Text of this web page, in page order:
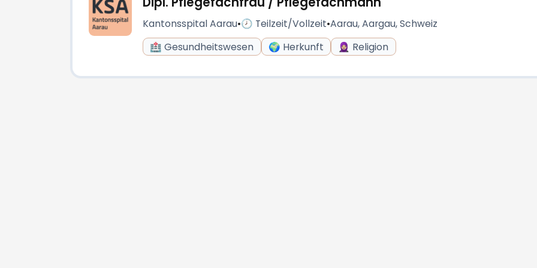
Kantonsspital Aarau•🕗 Teilzeit/Vollzeit•Aarau, Aargau, Schweiz
🏥 Gesundheitswesen
🌍 Herkunft 🧕🏼 Religion